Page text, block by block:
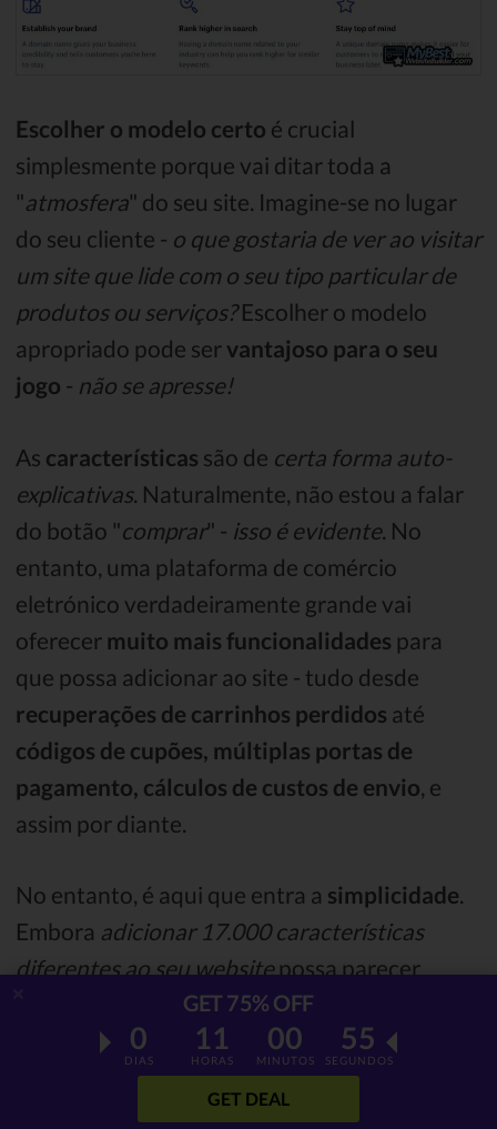
Escolher o modelo certo é crucial
simplesmente porque vai ditar toda a
"atmosfera" do seu site. Imagine-se no lugar
do seu cliente - o que gostaria de ver ao visitar
um site que lide com o seu tipo particular de
produtos ou serviços?Escolher o modelo
apropriado pode ser vantajoso para o seu
jogo - não se apresse!
As características são de certa forma auto-
explicativas. Naturalmente, não estou a falar
do botão "comprar" - isso é evidente. No
entanto, uma plataforma de comércio
eletrónico verdadeiramente grande vai
oferecer muito mais funcionalidades para
que possa adicionar ao site - tudo desde
recuperações de carrinhos perdidos até
códigos de cupões, múltiplas portas de
pagamento, cálculos de custos de envio , e
assim por diante.
No entanto, é aqui que entra a simplicidade
Embora adicionar 17.000 características
diferentes ao seu websitepossa parecer
apelativo no início, normalmente não é a
melhor maneira de aprender como iniciar uma
loja online. Em vez disso,tente manter as
coisas tão simples quanto possível
GET 75% OFF
0
DIAS
11
HORAS
00
MINUTOS
54
SEGUNDOS
GET DEAL